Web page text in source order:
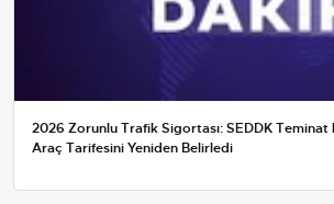
2026 Zorunlu Trafik Sigortası: SEDDK
Araç Tarifesini Yeniden Belirledi